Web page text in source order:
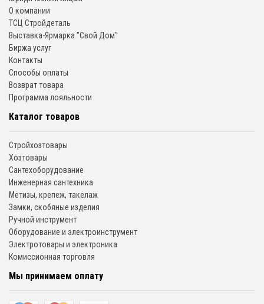
О компании
ТСЦ Стройдеталь
Выставка-Ярмарка "Свой Дом"
Биржа услуг
Контакты
Способы оплаты
Возврат товара
Программа лояльности
Каталог товаров
Стройхозтовары
Хозтовары
Сантехоборудование
Инженерная сантехника
Метизы, крепеж, такелаж
Замки, скобяные изделия
Ручной инструмент
Оборудование и электроинструмент
Электротовары и электроника
Комиссионная торговля
Мы принимаем оплату